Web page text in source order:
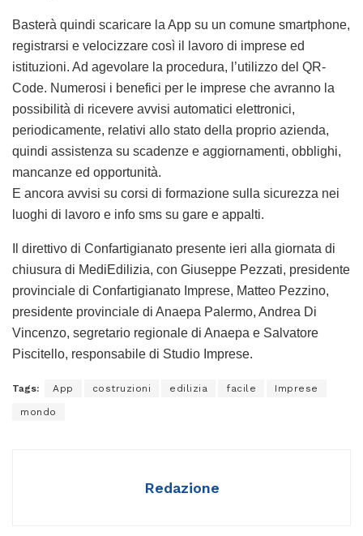
Basterà quindi scaricare la App su un comune smartphone,
registrarsi e velocizzare così il lavoro di imprese ed
istituzioni. Ad agevolare la procedura, l’utilizzo del QR-
Code. Numerosi i benefici per le imprese che avranno la
possibilità di ricevere avvisi automatici elettronici,
periodicamente, relativi allo stato della proprio azienda,
quindi assistenza su scadenze e aggiornamenti, obblighi,
mancanze ed opportunità.
E ancora avvisi su corsi di formazione sulla sicurezza nei
luoghi di lavoro e info sms su gare e appalti.
Il direttivo di Confartigianato presente ieri alla giornata di
chiusura di MediEdilizia, con Giuseppe Pezzati, presidente
provinciale di Confartigianato Imprese, Matteo Pezzino,
presidente provinciale di Anaepa Palermo, Andrea Di
Vincenzo, segretario regionale di Anaepa e Salvatore
Piscitello, responsabile di Studio Imprese.
Tags: App costruzioni edilizia facile Imprese
mondo
Redazione